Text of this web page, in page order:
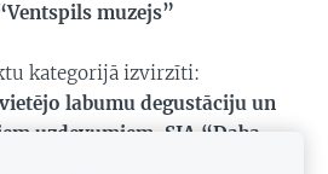
muzejs”
kategorijā izvirzīti:
labumu degustāciju un
uzdevumiem, SIA “Daba